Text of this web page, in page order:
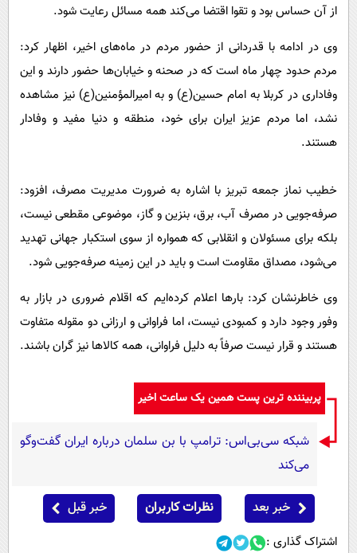
از آن حساس بود و تقوا اقتضا می‌کند همه مسائل رعایت شود.
وی در ادامه با قدردانی از حضور مردم در ماه‌های اخیر، اظهار کرد:
مردم حدود چهار ماه است که در صحنه و خیابان‌ها حضور دارند و این
وفاداری در کربلا به امام حسین(ع) و به امیرالمؤمنین(ع) نیز مشاهده
نشد، اما مردم عزیز ایران برای خود، منطقه و دنیا مفید و وفادار
هستند.
خطیب نماز جمعه تبریز با اشاره به ضرورت مدیریت مصرف، افزود:
صرفه‌جویی در مصرف آب، برق، بنزین و گاز، موضوعی مقطعی نیست،
بلکه برای مسئولان و انقلابی که همواره از سوی استکبار جهانی تهدید
می‌شود، مصداق مقاومت است و باید در این زمینه صرفه‌جویی شود.
وی خاطرنشان کرد: بارها اعلام کرده‌ایم که اقلام ضروری در بازار به
وفور وجود دارد و کمبودی نیست، اما فراوانی و ارزانی دو مقوله متفاوت
هستند و قرار نیست صرفاً به دلیل فراوانی، همه کالاها نیز گران باشند.
پربیننده ترین پست همین یک ساعت اخیر
شبکه سی‌بی‌اس: ترامپ با بن سلمان درباره ایران گفت‌وگو
می‌کند
خبر بعد نظرات کاربران خبر قبل
اشتراک گذاری :